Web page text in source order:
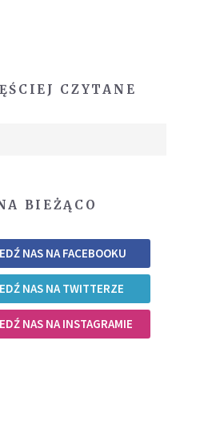
CZYTANE
BIEŻĄCO
NAS NA FACEBOOKU
NAS NA TWITTERZE
NAS NA INSTAGRAMIE